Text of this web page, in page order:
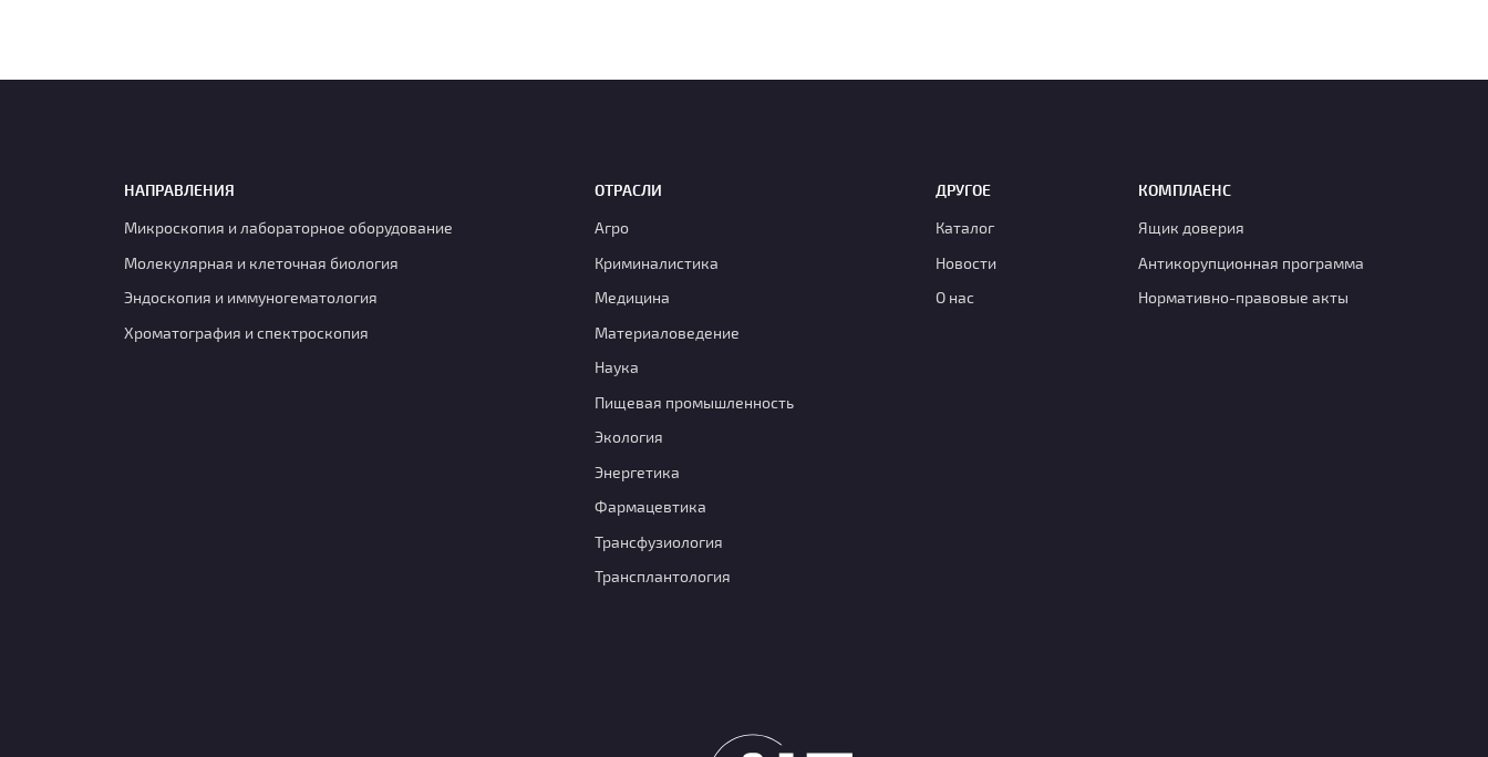
НАПРАВЛЕНИЯ
Микроскопия и лабораторное оборудование
Молекулярная и клеточная биология
Эндоскопия и иммуногематология
Хроматография и спектроскопия
ОТРАСЛИ
Агро
Криминалистика
Медицина
Материаловедение
Наука
Пищевая промышленность
Экология
Энергетика
Фармацевтика
Транcфузиология
Трансплантология
ДРУГОЕ
Каталог
Новости
О нас
КОМПЛАЕНС
Ящик доверия
Антикорупционная программа
Нормативно-правовые акты